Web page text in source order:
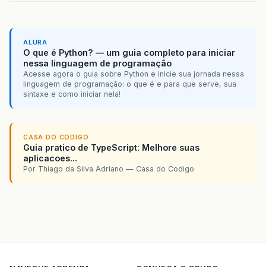
ALURA
O que é Python? — um guia completo para iniciar
nessa linguagem de programação
Acesse agora o guia sobre Python e inicie sua jornada nessa
linguagem de programação: o que é e para que serve, sua
sintaxe e como iniciar nela!
CASA DO CODIGO
Guia pratico de TypeScript: Melhore suas
aplicacoes...
Por Thiago da Silva Adriano — Casa do Codigo